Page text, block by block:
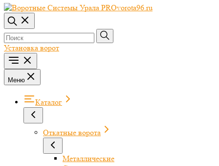
Установка ворот
Меню
Каталог
Откатные ворота
Металлические